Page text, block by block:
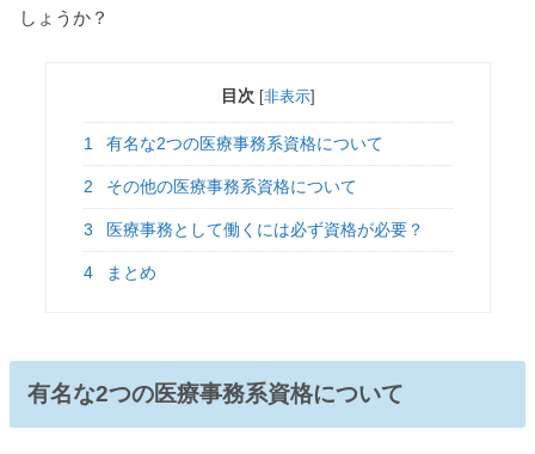
しょうか？
目次 非表示]
1 有名な2つの医療事務系資格について
2 その他の医療事務系資格について
3 医療事務として働くには必ず資格が必要？
4 まとめ
有名な2つの医療事務系資格について